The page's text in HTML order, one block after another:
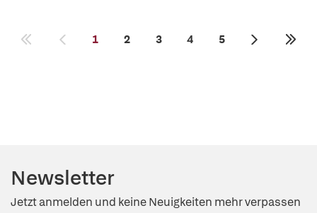
1 2 3 4 5
Newsletter
Jetzt anmelden und keine Neuigkeiten mehr verpassen